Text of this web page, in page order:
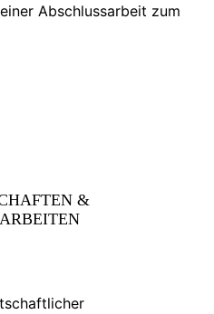
Abschlussarbeit zum
&